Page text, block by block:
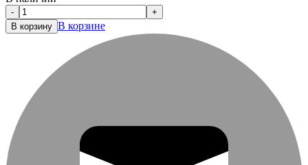
-
+
В корзину В корзине